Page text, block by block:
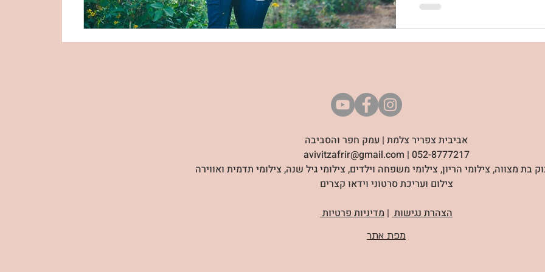
אביבית צפריר צלמת | עמק חפר והסביבה
052-8777217 | avivitzafrir@gmail.com
בת מצווה, צילומי הריון, צילומי משפחה וילדים, צילומי גיל שנה, צילומי תדמית ואווירה
צילום ועריכת סרטוני וידאו קצרים
הצהרת נגישות | מדיניות פרטיות
מפת אתר